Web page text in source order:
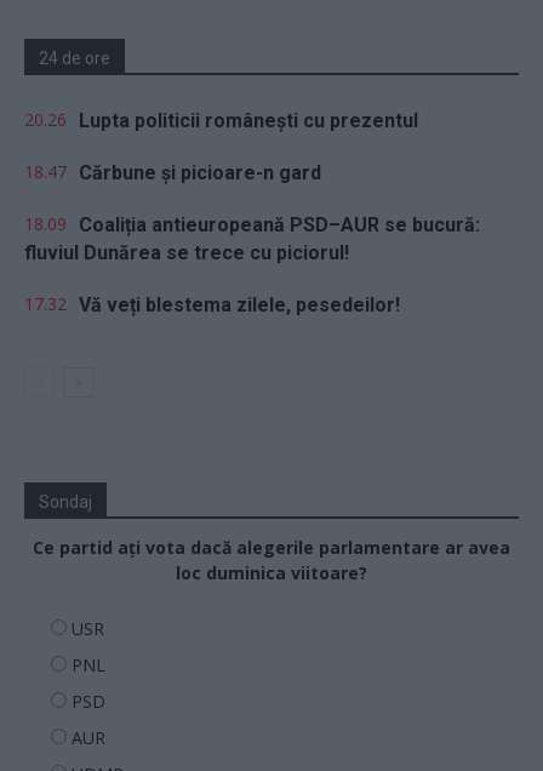
24 de ore
20.26 Lupta politicii românești cu prezentul
18.47 Cărbune și picioare-n gard
18.09
Coaliția antieuropeană PSD–AUR se bucură:
fluviul Dunărea se trece cu piciorul!
17.32 Vă veți blestema zilele, pesedeilor!
Sondaj
Ce partid ați vota dacă alegerile parlamentare ar avea
loc duminica viitoare?
USR
PNL
PSD
AUR